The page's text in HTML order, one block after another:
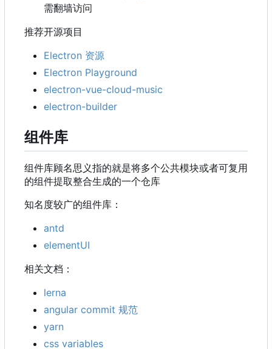
需翻墙访问
推荐开源项目
Electron 资源
Electron Playground
electron-vue-cloud-music
electron-builder
组件库
组件库顾名思义指的就是将多个公共模块或者可复用
的组件提取整合生成的一个仓库
知名度较广的组件库：
antd
elementUI
相关文档：
lerna
angular commit 规范
yarn
css variables